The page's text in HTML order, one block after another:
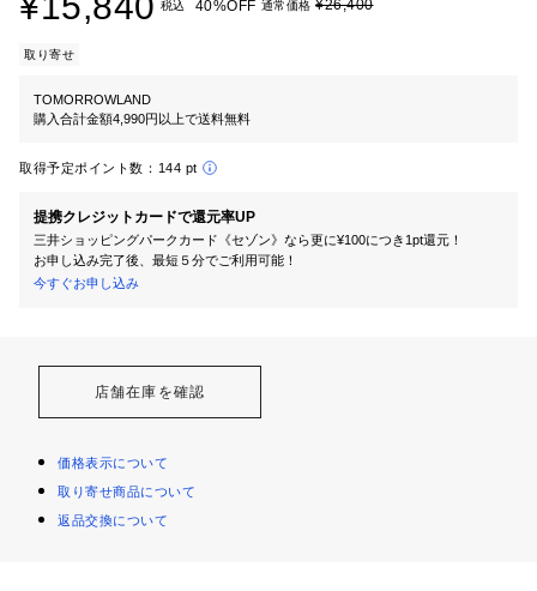
税込 40%OFF 通常価格 ¥26,400
取り寄せ
TOMORROWLAND
購入合計金額4,990円以上で送料無料
取得予定ポイント数： 144 pt
提携クレジットカードで還元率UP
三井ショッピングパークカード《セゾン》なら更に¥100につき1pt還元！
お申し込み完了後、最短５分でご利用可能！
今すぐお申し込み
店舗在庫を確認
価格表示について
取り寄せ商品について
返品交換について